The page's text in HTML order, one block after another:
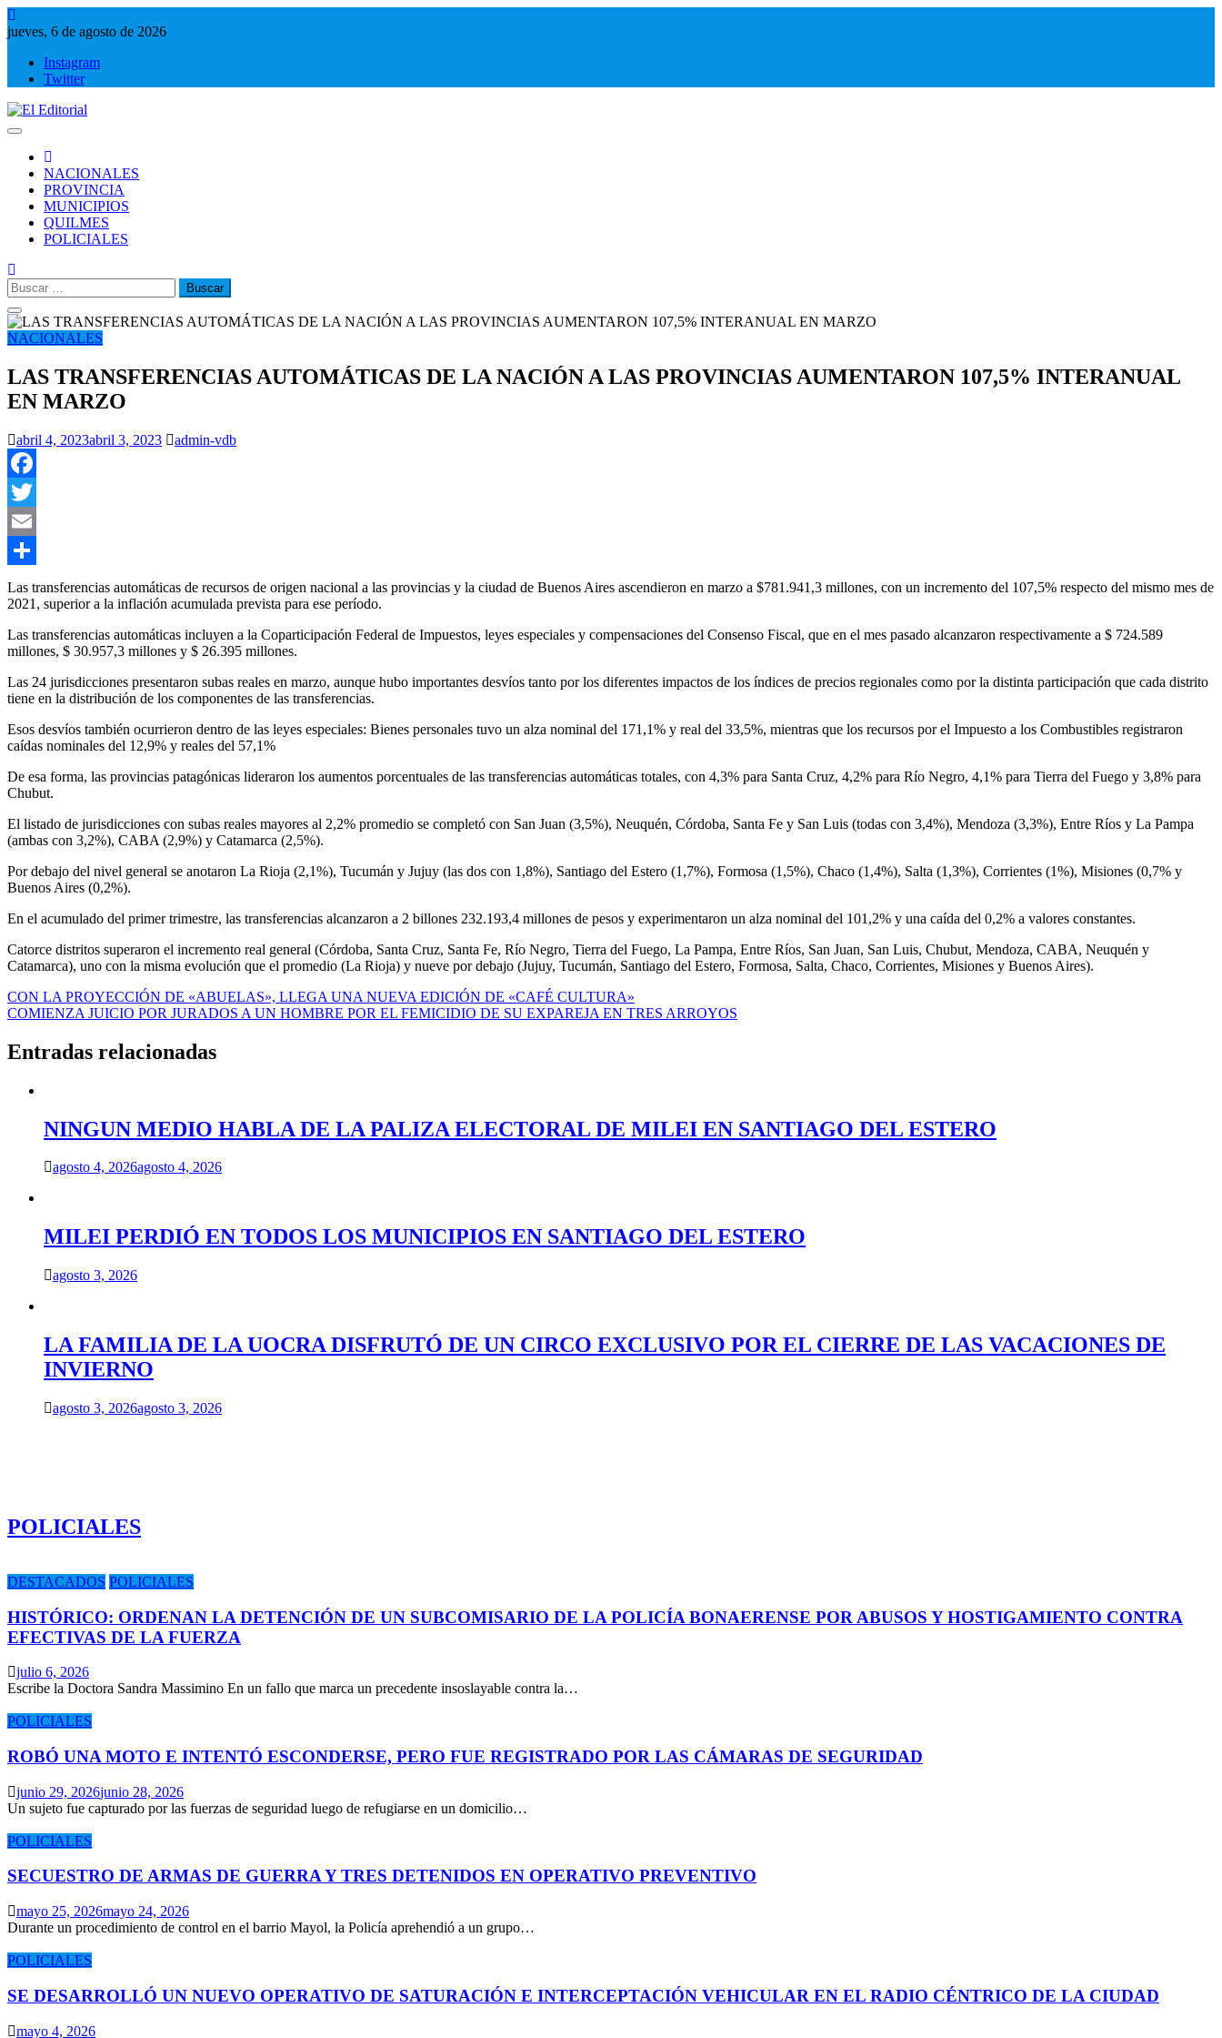
Saltar
al
jueves, 6 de agosto de 2026
Instagram
Twitter
NACIONALES
PROVINCIA
MUNICIPIOS
QUILMES
POLICIALES
Buscar:
NACIONALES
LAS TRANSFERENCIAS AUTOMÁTICAS DE LA NACIÓN A LAS PROVINCIAS AUMENTARON 107,5% INTERANUAL
EN MARZO
abril 4, 2023abril 3, 2023 admin-vdb
Facebook
Twitter
Email
Compartir
Las transferencias automáticas de recursos de origen nacional a las provincias y la ciudad de Buenos Aires ascendieron en marzo a $781.941,3 millones, con un incremento del 107,5% respecto del mismo mes de
2021, superior a la inflación acumulada prevista para ese período.
Las transferencias automáticas incluyen a la Coparticipación Federal de Impuestos, leyes especiales y compensaciones del Consenso Fiscal, que en el mes pasado alcanzaron respectivamente a $ 724.589
millones, $ 30.957,3 millones y $ 26.395 millones.
Las 24 jurisdicciones presentaron subas reales en marzo, aunque hubo importantes desvíos tanto por los diferentes impactos de los índices de precios regionales como por la distinta participación que cada distrito
tiene en la distribución de los componentes de las transferencias.
Esos desvíos también ocurrieron dentro de las leyes especiales: Bienes personales tuvo un alza nominal del 171,1% y real del 33,5%, mientras que los recursos por el Impuesto a los Combustibles registraron
caídas nominales del 12,9% y reales del 57,1%
De esa forma, las provincias patagónicas lideraron los aumentos porcentuales de las transferencias automáticas totales, con 4,3% para Santa Cruz, 4,2% para Río Negro, 4,1% para Tierra del Fuego y 3,8% para
Chubut.
El listado de jurisdicciones con subas reales mayores al 2,2% promedio se completó con San Juan (3,5%), Neuquén, Córdoba, Santa Fe y San Luis (todas con 3,4%), Mendoza (3,3%), Entre Ríos y La Pampa
(ambas con 3,2%), CABA (2,9%) y Catamarca (2,5%).
Por debajo del nivel general se anotaron La Rioja (2,1%), Tucumán y Jujuy (las dos con 1,8%), Santiago del Estero (1,7%), Formosa (1,5%), Chaco (1,4%), Salta (1,3%), Corrientes (1%), Misiones (0,7% y
Buenos Aires (0,2%).
En el acumulado del primer trimestre, las transferencias alcanzaron a 2 billones 232.193,4 millones de pesos y experimentaron un alza nominal del 101,2% y una caída del 0,2% a valores constantes.
Catorce distritos superaron el incremento real general (Córdoba, Santa Cruz, Santa Fe, Río Negro, Tierra del Fuego, La Pampa, Entre Ríos, San Juan, San Luis, Chubut, Mendoza, CABA, Neuquén y
Catamarca), uno con la misma evolución que el promedio (La Rioja) y nueve por debajo (Jujuy, Tucumán, Santiago del Estero, Formosa, Salta, Chaco, Corrientes, Misiones y Buenos Aires).
Navegación
de
entradas
CON LA PROYECCIÓN DE «ABUELAS», LLEGA UNA NUEVA EDICIÓN DE «CAFÉ CULTURA»
COMIENZA JUICIO POR JURADOS A UN HOMBRE POR EL FEMICIDIO DE SU EXPAREJA EN TRES ARROYOS
Entradas relacionadas
NINGUN MEDIO HABLA DE LA PALIZA ELECTORAL DE MILEI EN SANTIAGO DEL ESTERO
agosto 4, 2026agosto 4, 2026
MILEI PERDIÓ EN TODOS LOS MUNICIPIOS EN SANTIAGO DEL ESTERO
agosto 3, 2026
LA FAMILIA DE LA UOCRA DISFRUTÓ DE UN CIRCO EXCLUSIVO POR EL CIERRE DE LAS VACACIONES DE
INVIERNO
agosto 3, 2026agosto 3, 2026
POLICIALES
DESTACADOS POLICIALES
HISTÓRICO: ORDENAN LA DETENCIÓN DE UN SUBCOMISARIO DE LA POLICÍA BONAERENSE POR ABUSOS Y HOSTIGAMIENTO CONTRA
EFECTIVAS DE LA FUERZA
julio 6, 2026
Escribe la Doctora Sandra Massimino En un fallo que marca un precedente insoslayable contra la…
POLICIALES
ROBÓ UNA MOTO E INTENTÓ ESCONDERSE, PERO FUE REGISTRADO POR LAS CÁMARAS DE SEGURIDAD
junio 29, 2026junio 28, 2026
Un sujeto fue capturado por las fuerzas de seguridad luego de refugiarse en un domicilio…
POLICIALES
SECUESTRO DE ARMAS DE GUERRA Y TRES DETENIDOS EN OPERATIVO PREVENTIVO
mayo 25, 2026mayo 24, 2026
Durante un procedimiento de control en el barrio Mayol, la Policía aprehendió a un grupo…
POLICIALES
SE DESARROLLÓ UN NUEVO OPERATIVO DE SATURACIÓN E INTERCEPTACIÓN VEHICULAR EN EL RADIO CÉNTRICO DE LA CIUDAD
mayo 4, 2026